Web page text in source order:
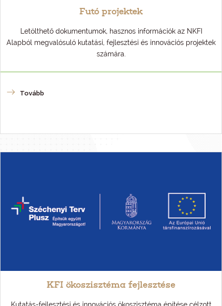
Futó projektek
Letölthető dokumentumok, hasznos információk az NKFI
Alapból megvalósuló kutatási, fejlesztési és innovációs projektek
számára.
Tovább
KFI ökoszisztéma fejlesztése